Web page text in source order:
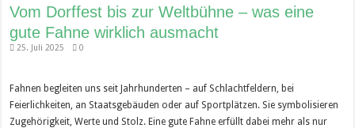
Vom Dorffest bis zur Weltbühne – was eine
gute Fahne wirklich ausmacht
25. Juli 2025 0
Fahnen begleiten uns seit Jahrhunderten – auf Schlachtfeldern, bei
Feierlichkeiten, an Staatsgebäuden oder auf Sportplätzen. Sie symbolisieren
Zugehörigkeit, Werte und Stolz. Eine gute Fahne erfüllt dabei mehr als nur